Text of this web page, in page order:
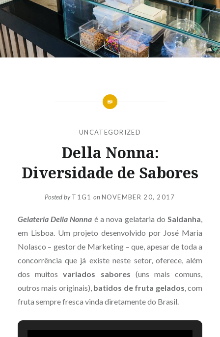
UNCATEGORIZED
Della Nonna:
Diversidade de Sabores
Posted byT1G1 onNOVEMBER 20, 2017
Gelateria Della Nonna é a nova gelataria doSaldanha,
em Lisboa. Um projeto desenvolvido por José Maria
Nolasco – gestor de Marketing – que, apesar de toda a
concorrência que já existe neste setor, oferece, além
dos muitosvariados sabores (uns mais comuns,
outros mais originais), batidos de fruta gelados, com
fruta sempre fresca vinda diretamente do Brasil.